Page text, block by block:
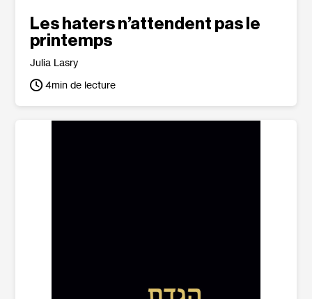
Les haters n’attendent pas le
printemps
Julia Lasry
4min de lecture